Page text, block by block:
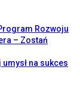
Rozwoju
– Zostań
na sukces